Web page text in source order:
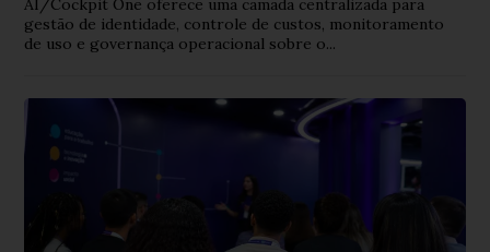
AI/Cockpit One oferece uma camada centralizada para
gestão de identidade, controle de custos, monitoramento
de uso e governança operacional sobre o...